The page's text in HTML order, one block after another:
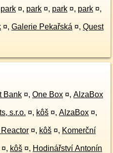
park ¤, park ¤, park ¤, park ¤,
¤, Galerie Pekařská ¤, Quest
Bank ¤, One Box ¤, AlzaBox
s.r.o. ¤, kôš ¤, AlzaBox ¤,
¤, kôš ¤, Komerční
¤, kôš ¤, Hodinářství Antonín